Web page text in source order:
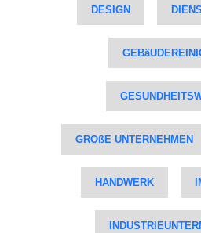
DESIGN
GROßE UNTERNEHMEN
HANDWERK